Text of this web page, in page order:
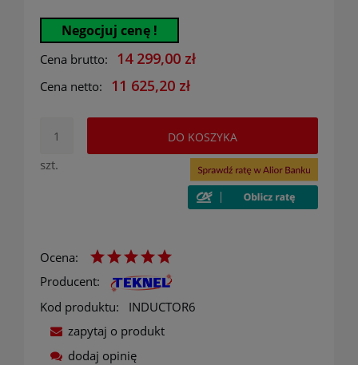
Negocjuj cenę !
Cena brutto: 14 299,00 zł
Cena netto: 11 625,20 zł
szt.
DO KOSZYKA
Ocena:
Producent:
Kod produktu:
INDUCTOR6
zapytaj o produkt
dodaj opinię